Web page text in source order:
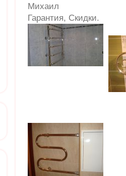
Михаил
Гарантия, Скидки.